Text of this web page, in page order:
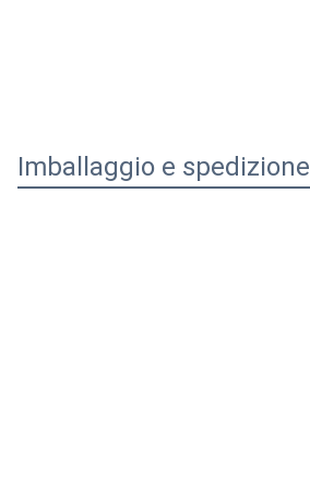
Imballaggio e spedizione